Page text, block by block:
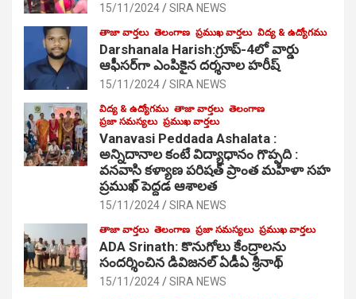
15/11/2024 SIRA NEWS
తాజా వార్తలు తెలంగాణ ప్రముఖ వార్తలు విద్య & ఉద్యోగము
Darshanala Harish:గ్రూప్-4లో వార్డు
ఆఫీసర్‌గా ఎంపికైన దర్శనాల హరీష్
15/11/2024 SIRA NEWS
విద్య & ఉద్యోగము తాజా వార్తలు తెలంగాణ
ప్రజా సమస్యలు ప్రముఖ వార్తలు
Vanavasi Peddada Ashalata :
అన్నిదానాల కంటే విద్యాధానం గొప్పది :
వనవాసి కళ్యాణ పరిషత్ ప్రాంత మహిళా సహ
ప్రముఖ్ పెద్దడ ఆశాలత
15/11/2024 SIRA NEWS
తాజా వార్తలు తెలంగాణ ప్రజా సమస్యలు ప్రముఖ వార్తలు
ADA Srinath: కొనుగోలు కేంద్రాల‌ను
సంద‌ర్శించిన డివిజనల్ ఏడీఏ శ్రీనాథ్
15/11/2024 SIRA NEWS